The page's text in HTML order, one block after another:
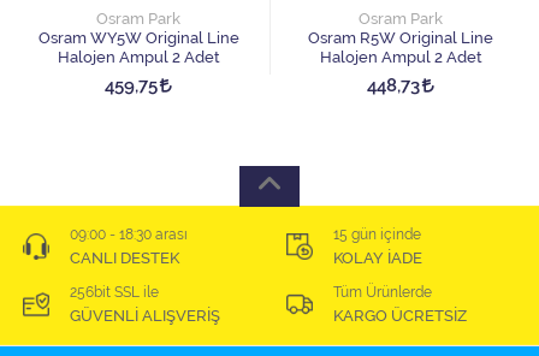
Osram Park
Osram WY5W Original Line
Halojen Ampul 2 Adet
459,75
Osram Park
Osram R5W Original Line
Halojen Ampul 2 Adet
448,73
09:00 - 18:30 arası
CANLI DESTEK
15 gün içinde
KOLAY İADE
256bit SSL ile
GÜVENLİ ALIŞVERİŞ
Tüm Ürünlerde
KARGO ÜCRETSİZ